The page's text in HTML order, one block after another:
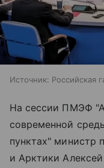
Источник: Российская
На сессии ПМЭФ
современной
пунктах" министр
и Арктики